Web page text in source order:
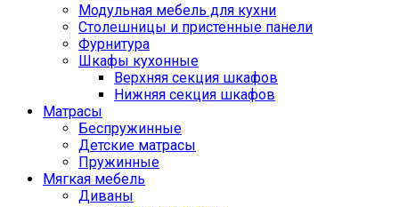
Модульная мебель для кухни
Столешницы и пристенные панели
Фурнитура
Шкафы кухонные
Верхняя секция шкафов
Нижняя секция шкафов
Матрасы
Беспружинные
Детские матрасы
Пружинные
Мягкая мебель
Диваны